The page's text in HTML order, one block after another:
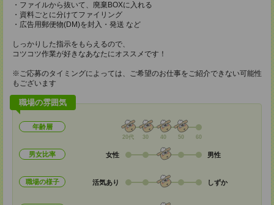
・ファイルから抜いて、廃棄BOXに入れる
・資料ごとに分けてファイリング
・広告用郵便物(DM)を封入・発送 など
しっかりした指示をもらえるので、
コツコツ作業が好きなあなたにオススメです！
※ご応募のタイミングによっては、ご希望のお仕事をご紹介できない可能性
もございます
職場の雰囲気
年齢層
20代 30 40 50 60
男女比率 女性 男性
職場の様子 活気あり しずか